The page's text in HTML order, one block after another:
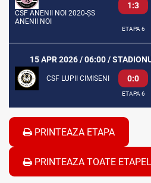
CSF ANENII NOI 2020-ȘS
ANENII NOI
1:3
ETAPA 6
15 APR 2026 / 06:00 /
CSF LUPII CIMISENI 0:0
ETAPA 6
PRINTEAZA ETAPA
PRINTEAZA TOATE